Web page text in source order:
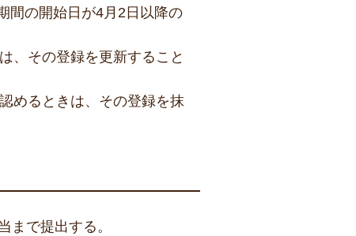
間の開始日が4月2日以降の
、その登録を更新すること
めるときは、その登録を抹
まで提出する。